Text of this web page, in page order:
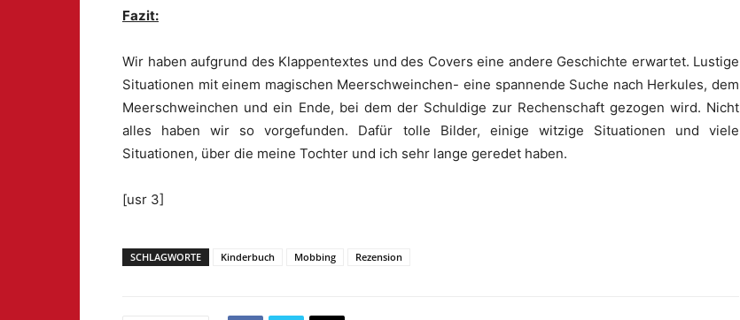
Fazit:
Wir haben aufgrund des Klappentextes und des Covers eine andere Geschichte erwartet. Lustige
Situationen mit einem magischen Meerschweinchen- eine spannende Suche nach Herkules, dem
Meerschweinchen und ein Ende, bei dem der Schuldige zur Rechenschaft gezogen wird. Nicht
alles haben wir so vorgefunden. Dafür tolle Bilder, einige witzige Situationen und viele
Situationen, über die meine Tochter und ich sehr lange geredet haben.
[usr 3]
SCHLAGWORTE Kinderbuch Mobbing Rezension